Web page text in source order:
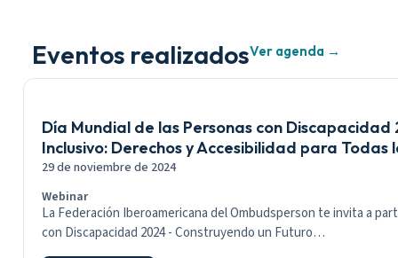
Eventos realizadosVer agenda →
Día Mundial de las Personas con
Inclusivo: Derechos y Accesibilidad para Todas
29 de noviembre de 2024
Webinar
La Federación Iberoamericana del Ombudsperson te invita a
con Discapacidad 2024 - Construyendo un Futuro…